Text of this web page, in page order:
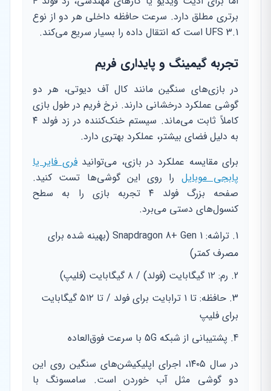
برتری مطلق دارد. سرعت حافظه داخلی هر دو از نوع
UFS 3.1 است که انتقال داده را بسیار سریع می‌کند.
تجربه گیمینگ و پایداری فریم
در بازی‌های سنگین مانند کال آف دیوتی، هر دو
گوشی عملکرد درخشانی دارند. نرخ فریم در طول بازی
کاملاً ثابت می‌ماند. سیستم خنک‌کننده در زد فولد ۴
به دلیل فضای بیشتر، عملکرد بهتری دارد.
برای مقایسه عملکرد در بازی، می‌توانیدفری فایر یا
پابجی موبایل را روی این گوشی‌ها تست کنید.
صفحه بزرگ فولد ۴ تجربه بازی را به سطح
کنسول‌های دستی می‌برد.
تراشه: Snapdragon 8+ Gen 1 (بهینه شده برای
مصرف کمتر)
رم: ۱۲ گیگابایت (فولد) / ۸ گیگابایت (فلیپ)
حافظه: تا ۱ ترابایت برای فولد / تا ۵۱۲ گیگابایت
برای فلیپ
پشتیبانی از شبکه 5G با سرعت فوق‌العاده
در سال ۱۴۰۵، اجرای اپلیکیشن‌های سنگین روی این
دو گوشی مثل آب خوردن است. سامسونگ با